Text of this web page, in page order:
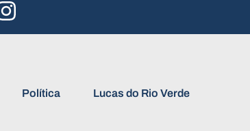
Política Lucas do Rio Verde